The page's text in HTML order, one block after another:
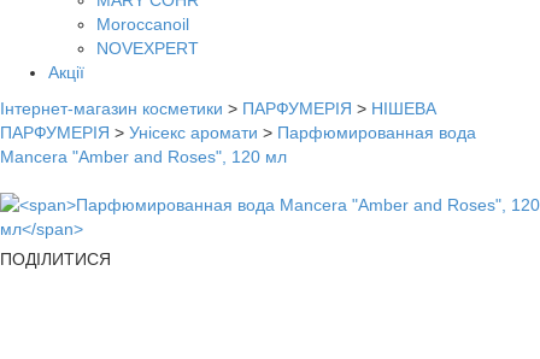
Moroccanoil
NOVEXPERT
Акції
Інтернет-магазин косметики > ПАРФУМЕРІЯ > НІШЕВА
ПАРФУМЕРІЯ > Унісекс аромати > Парфюмированная вода
Mancera "Amber and Roses", 120 мл
ПОДІЛИТИСЯ